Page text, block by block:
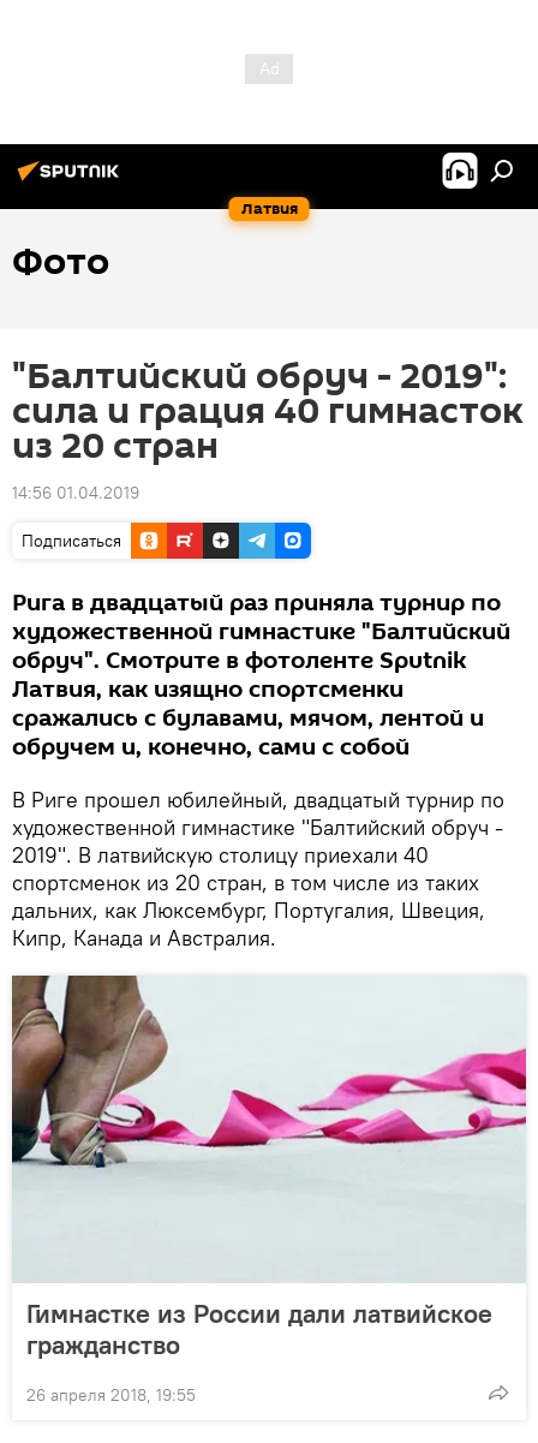
Латвия
Фото
"Балтийский обруч - 2019":
сила и грация 40 гимнасток
из 20 стран
14:56 01.04.2019
Подписаться
Рига в двадцатый раз приняла турнир по
художественной гимнастике "Балтийский
обруч". Смотрите в фотоленте Sputnik
Латвия, как изящно спортсменки
сражались с булавами, мячом, лентой и
обручем и, конечно, сами с собой
В Риге прошел юбилейный, двадцатый турнир по
художественной гимнастике "Балтийский обруч -
2019". В латвийскую столицу приехали 40
спортсменок из 20 стран, в том числе из таких
дальних, как Люксембург, Португалия, Швеция,
Кипр, Канада и Австралия.
Гимнастке из России дали латвийское
гражданство
26 апреля 2018, 19:55